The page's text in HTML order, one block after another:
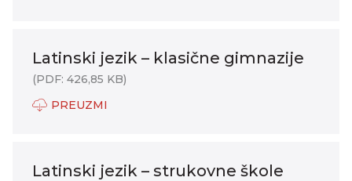
Latinski jezik – klasične gimnazije
(PDF: 426,85 KB)
PREUZMI
Latinski jezik – strukovne škole